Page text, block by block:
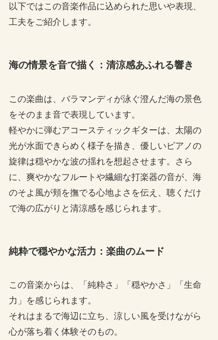
以下ではこの音楽作品に込められた思いや表現、
工夫をご紹介します。
海の情景を音で描く：清涼感あふれる響き
この楽曲は、バラマンディが泳ぐ澄んだ海の景色
をそのまま音で表現しています。
軽やかに弾むアコースティックギターは、太陽の
光が水面できらめく様子を描き、優しいピアノの
旋律は穏やかな波の揺れを想起させます。さら
に、爽やかなフルートや繊細な打楽器の音が、海
のそよ風が頬を撫でる心地よさを伝え、聴くだけ
で海の広がりと清涼感を感じられます。
純粋で穏やかな活力：楽曲のムード
この音楽からは、「純粋さ」「穏やかさ」「生命
力」を感じられます。
それはまるで海辺に立ち、涼しい風を受けながら
心が落ち着く体験そのもの。